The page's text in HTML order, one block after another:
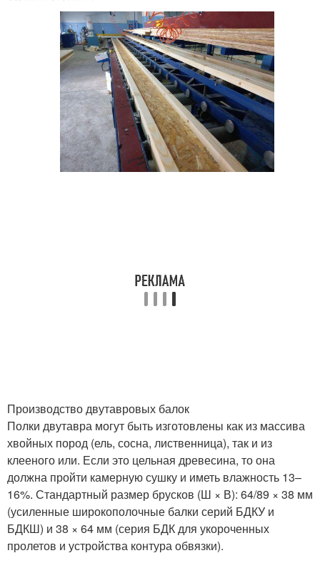
Производство двутавровых балок
Полки двутавра могут быть изготовлены как из массива
хвойных пород (ель, сосна, лиственница), так и из
клееного или. Если это цельная древесина, то она
должна пройти камерную сушку и иметь влажность 13–
16%. Стандартный размер брусков (Ш × В): 64/89 × 38 мм
(усиленные широкополочные балки серий БДКУ и
БДКШ) и 38 × 64 мм (серия БДК для укороченных
пролетов и устройства контура обвязки).